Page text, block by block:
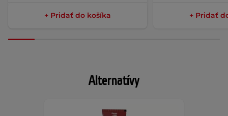
+ Pridať do košíka + Pridať
Alternatívy